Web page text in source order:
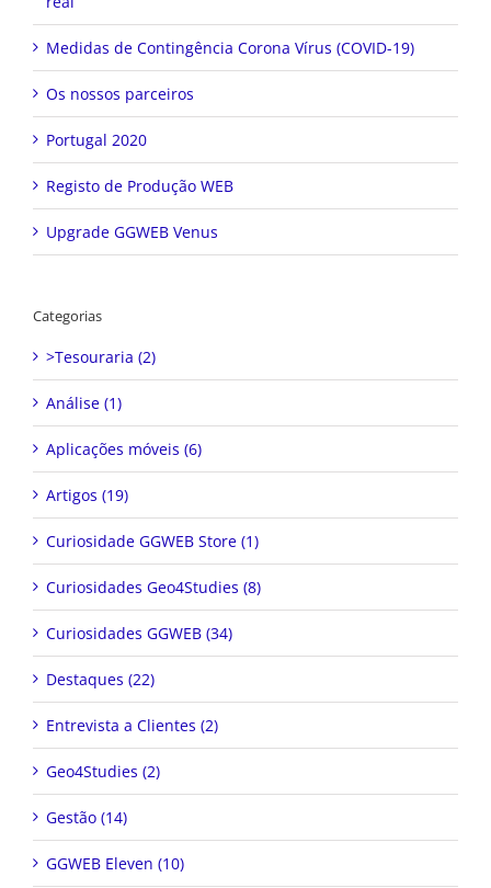
Medidas de Contingência Corona Vírus (COVID-19)
Os nossos parceiros
Portugal 2020
Registo de Produção WEB
Upgrade GGWEB Venus
Categorias
>Tesouraria (2)
Análise (1)
Aplicações móveis (6)
Artigos (19)
Curiosidade GGWEB Store (1)
Curiosidades Geo4Studies (8)
Curiosidades GGWEB (34)
Destaques (22)
Entrevista a Clientes (2)
Geo4Studies (2)
Gestão (14)
GGWEB Eleven (10)